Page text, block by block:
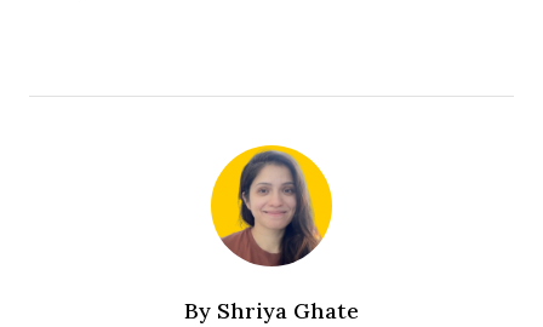
By Shriya Ghate